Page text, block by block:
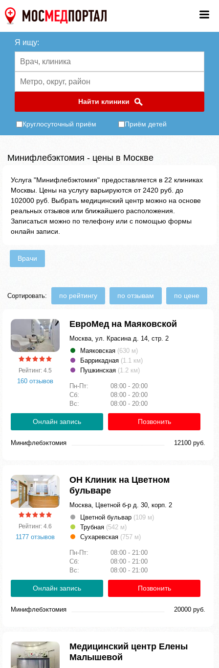
Я ищу:
Найти клиники
Круглосуточный приём Приём детей
Минифлебэктомия - цены в Москве
Услуга "Минифлебэктомия" предоставляется в 22 клиниках
Москвы. Цены на услугу варьируются от 2420 руб. до
102000 руб. Выбрать медицинский центр можно на основе
реальных отзывов или ближайшего расположения.
Записаться можно по телефону или с помощью формы
онлайн записи.
Врачи
Сортировать: по рейтингу по отзывам по цене
Рейтинг: 4.5
160 отзывов
ЕвроМед на Маяковской
Москва, ул. Красина д. 14, стр. 2
Маяковская (630 м)
Баррикадная (1.1 км)
Пушкинская (1.2 км)
Пн-Пт:
08:00 - 20:00
Сб:
08:00 - 20:00
Вс:
08:00 - 20:00
Онлайн запись Позвонить
Минифлебэктомия 12100 руб.
Рейтинг: 4.6
1177 отзывов
ОН Клиник на Цветном
бульваре
Москва, Цветной б-р д. 30, корп. 2
Цветной бульвар (109 м)
Трубная (542 м)
Сухаревская (757 м)
Пн-Пт:
08:00 - 21:00
Сб:
08:00 - 21:00
Вс:
08:00 - 21:00
Онлайн запись Позвонить
Минифлебэктомия 20000 руб.
Медицинский центр Елены
Малышевой